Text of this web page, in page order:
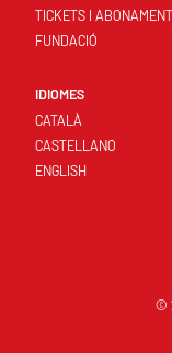
TICKETS I
FUNDACIÓ
IDIOMES
CATALÀ
CASTELLANO
ENGLISH
©